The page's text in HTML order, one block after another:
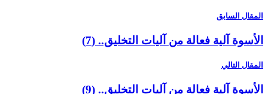
السابق
آلية فعالة من آليات التخليق.. (7)
التالي
آلية فعالة من آليات التخليق.. (9)